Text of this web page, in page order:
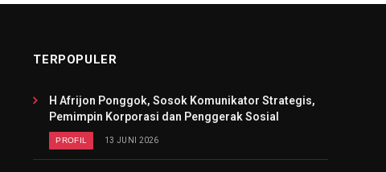
TERPOPULER
H Afrijon Ponggok, Sosok Komunikator Strategis,
Pemimpin Korporasi dan Penggerak Sosial
PROFIL 13 JUNI 2026